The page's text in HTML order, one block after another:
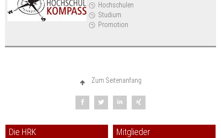
Hochschulen
Studium
Promotion
Zum Seitenanfang
Die HRK Mitglieder